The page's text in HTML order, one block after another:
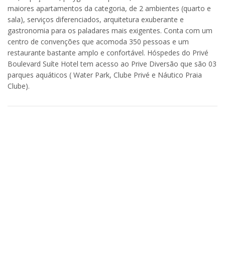
maiores apartamentos da categoria, de 2 ambientes (quarto e
sala), serviços diferenciados, arquitetura exuberante e
gastronomia para os paladares mais exigentes. Conta com um
centro de convenções que acomoda 350 pessoas e um
restaurante bastante amplo e confortável. Hóspedes do Privé
Boulevard Suíte Hotel tem acesso ao Prive Diversão que são 03
parques aquáticos ( Water Park, Clube Privé e Náutico Praia
Clube).